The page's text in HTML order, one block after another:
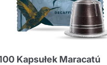
Kapsułek Maracatú
dodany do